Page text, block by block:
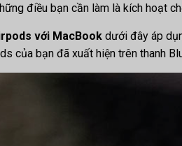
điều bạn cần làm là kích hoạt
với MacBook dưới đây áp
của bạn đã xuất hiện trên thanh